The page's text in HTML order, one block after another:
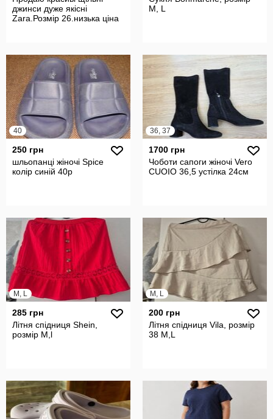
джинси дуже якісні
Zara.Розмір 26.низька ціна
М, L
40
250 грн
шльопанці жіночі Spice
колір синій 40р
36, 37
1700 грн
Чоботи сапоги жіночі Vero
CUOIO 36,5 устілка 24см
M, L
285 грн
Літня спідниця Shein,
розмір М,l
M, L
200 грн
Літня спідниця Vila, розмір
38 М,L